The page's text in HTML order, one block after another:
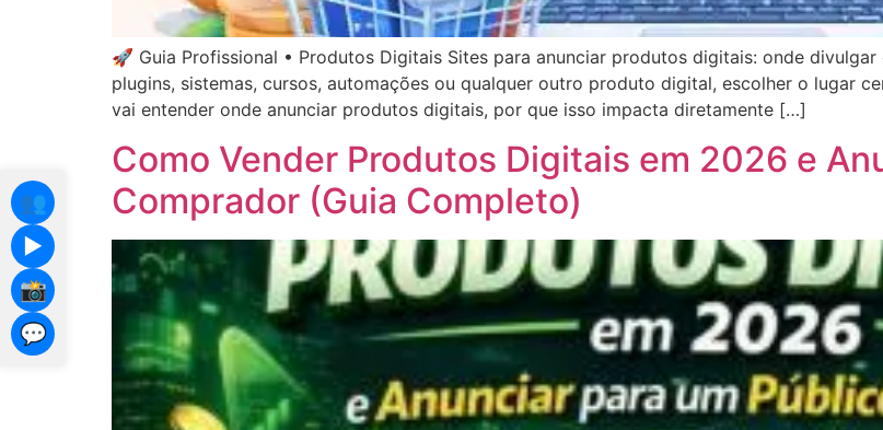
🚀 Guia Profissional • Produtos Digitais Sites para anunciar produtos digitais: onde
plugins, sistemas, cursos, automações ou qualquer outro produto digital, escolher o lugar
vai entender onde anunciar produtos digitais, por que isso impacta diretamente […]
Como Vender Produtos Digitais em 2026 e
Comprador (Guia Completo)
👥
▶️
📸
💬